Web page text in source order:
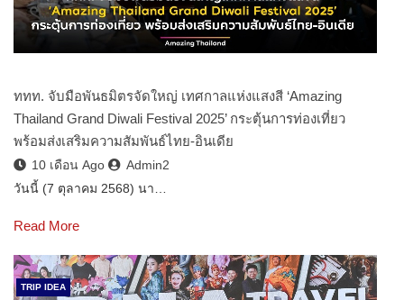
ททท. จับมือพันธมิตรจัดใหญ่ เทศกาลแห่งแสงสี ‘Amazing
Thailand Grand Diwali Festival 2025’ กระตุ้นการท่องเที่ยว
พร้อมส่งเสริมความสัมพันธ์ไทย-อินเดีย
10 เดือน Ago
Admin2
วันนี้ (7 ตุลาคม 2568) นา…
Read More
TRIP IDEA